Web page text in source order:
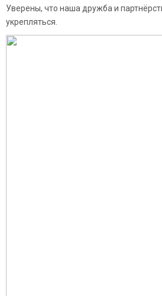
Уверены, что наша дружба и
укрепляться.